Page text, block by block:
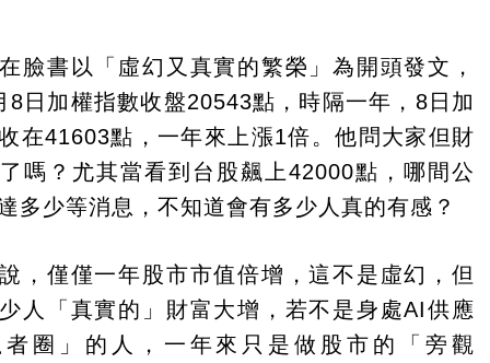
臉書以「虛幻又真實的繁榮」為開頭發文，
8日加權指數收盤20543點，時隔一年，8日加
在41603點，一年來上漲1倍。他問大家但財
嗎？尤其當看到台股飆上42000點，哪間公
多少等消息，不知道會有多少人真的有感？
，僅僅一年股市市值倍增，這不是虛幻，但
人「真實的」財富大增，若不是身處AI供應
者圈」的人，一年來只是做股市的「旁觀